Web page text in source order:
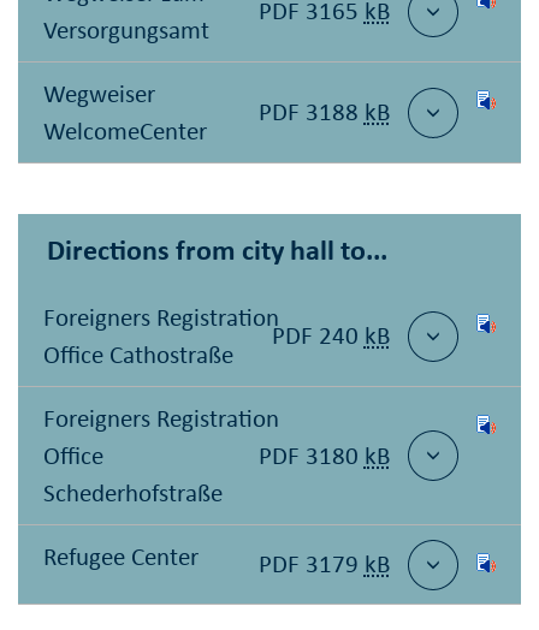
Versorgungsamt
PDF 3165 kB
Wegweiser
WelcomeCenter
PDF 3188 kB
Directions from city hall to...
Foreigners Registration
Office Cathostraße
PDF 240 kB
Foreigners Registration
Office
Schederhofstraße
PDF 3180 kB
Refugee Center PDF 3179 kB